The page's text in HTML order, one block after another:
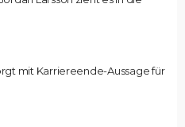
mit Karriereende-Aussage für